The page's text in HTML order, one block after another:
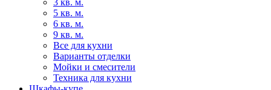
3 кв. м.
5 кв. м.
6 кв. м.
9 кв. м.
Все для кухни
Варианты отделки
Мойки и смесители
Техника для кухни